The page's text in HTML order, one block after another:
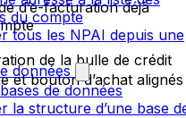
du compte
tous les NPAI depuis une
données
de données
la structure d’une base
d’e-facturation déjà
de la bulle de crédit
et bouton d’achat alignés